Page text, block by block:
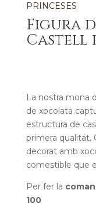
PRINCESES
Figura
Castell
La nostra mona
de xocolata
estructura de
primera qualitat.
decorat amb
comestible que
Per fer la
100